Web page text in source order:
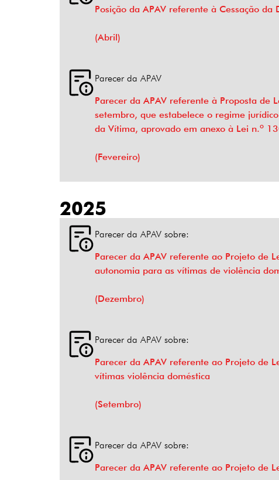
Posição da APAV referente à Cessação
(Abril)
Parecer da APAV
Parecer da APAV referente à Proposta
setembro, que estabelece o regime
da Vítima, aprovado em anexo à Lei n.º
(Fevereiro)
2025
Parecer da APAV sobre:
Parecer da APAV referente ao Projeto de
autonomia para as vítimas de violência
(Dezembro)
Parecer da APAV sobre:
Parecer da APAV referente ao Projeto de
vítimas violência doméstica
(Setembro)
Parecer da APAV sobre:
Parecer da APAV referente ao Projeto de